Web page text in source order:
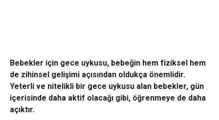
Bebekler için gece uykusu, bebeğin hem fiziksel hem
de zihinsel gelişimi açısından oldukça önemlidir.
Yeterli ve nitelikli bir gece uykusu alan bebekler, gün
içerisinde daha aktif olacağı gibi, öğrenmeye de daha
açıktır.